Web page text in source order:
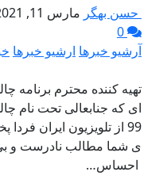
حسن بهگر مارس 11, 2021
آرشیو خبرها ارشیو خبرها
تهیه کننده محترم برنامه
ای که جنابعالی تحت نام
99 از تلویزیون ایران
ی شما مطالب نادرست و بی
احساس…